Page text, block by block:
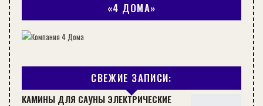
балясинами. Кроме этих положительных
моментов, они довольно удобны и надежны во
время эксплуатации, что немаловажно для
обитателей. Конструктивные особенности таких
лестниц позволяют сооружать их на косоурах,
больцах и тетивах.
«4 ДОМА»
СВЕЖИЕ ЗАПИСИ:
КАМИНЫ ДЛЯ САУНЫ ЭЛЕКТРИЧЕСКИЕ